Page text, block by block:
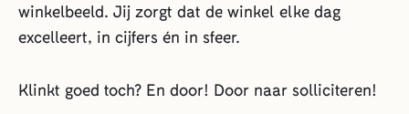
winkelbeeld. Jij zorgt dat de winkel elke dag
excelleert, in cijfers én in sfeer.
Klinkt goed toch? En door! Door naar solliciteren!